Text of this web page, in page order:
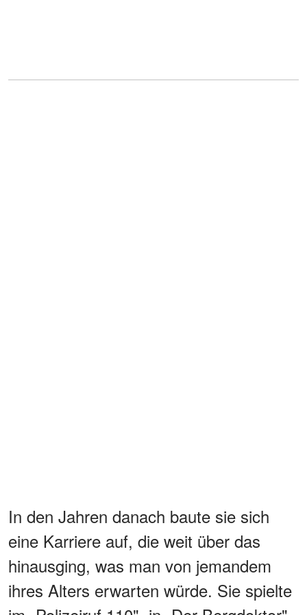
In den Jahren danach baute sie sich
eine Karriere auf, die weit über das
hinausging, was man von jemandem
ihres Alters erwarten würde. Sie spielte